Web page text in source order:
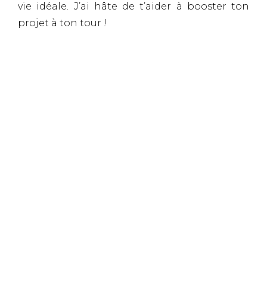
vie idéale. J’ai hâte de t’aider à booster ton
projet à ton tour !